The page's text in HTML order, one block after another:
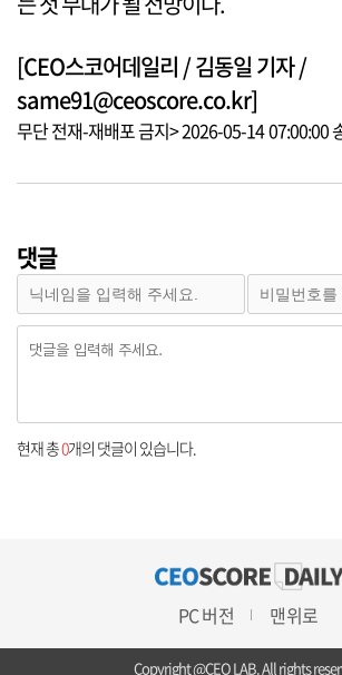
[CEO스코어데일리 / 김동일 기자 /
same91@ceoscore.co.kr]
무단 전재-재배포 금지> 2026-05-14 07:00:00
댓글
현재 총0개의 댓글이 있습니다.
PC 버전 맨위로
Copyright @CEO LAB. All rights